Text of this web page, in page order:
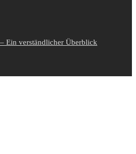
Ein verständlicher Überblick